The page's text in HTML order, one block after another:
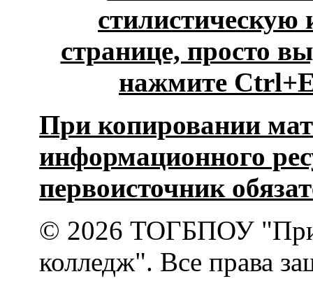
странице, просто
нажмите
При копировании
информационного
первоисточник
© 2026 ТОГБПОУ
колледж". Все права